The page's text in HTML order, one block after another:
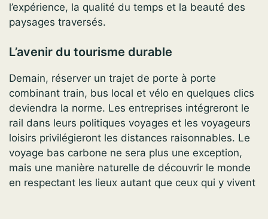
l’expérience, la qualité du temps et la beauté des
paysages traversés.
L’avenir du tourisme durable
Demain, réserver un trajet de porte à porte
combinant train, bus local et vélo en quelques clics
deviendra la norme. Les entreprises intégreront le
rail dans leurs politiques voyages et les voyageurs
loisirs privilégieront les distances raisonnables. Le
voyage bas carbone ne sera plus une exception,
mais une manière naturelle de découvrir le monde
en respectant les lieux autant que ceux qui y vivent